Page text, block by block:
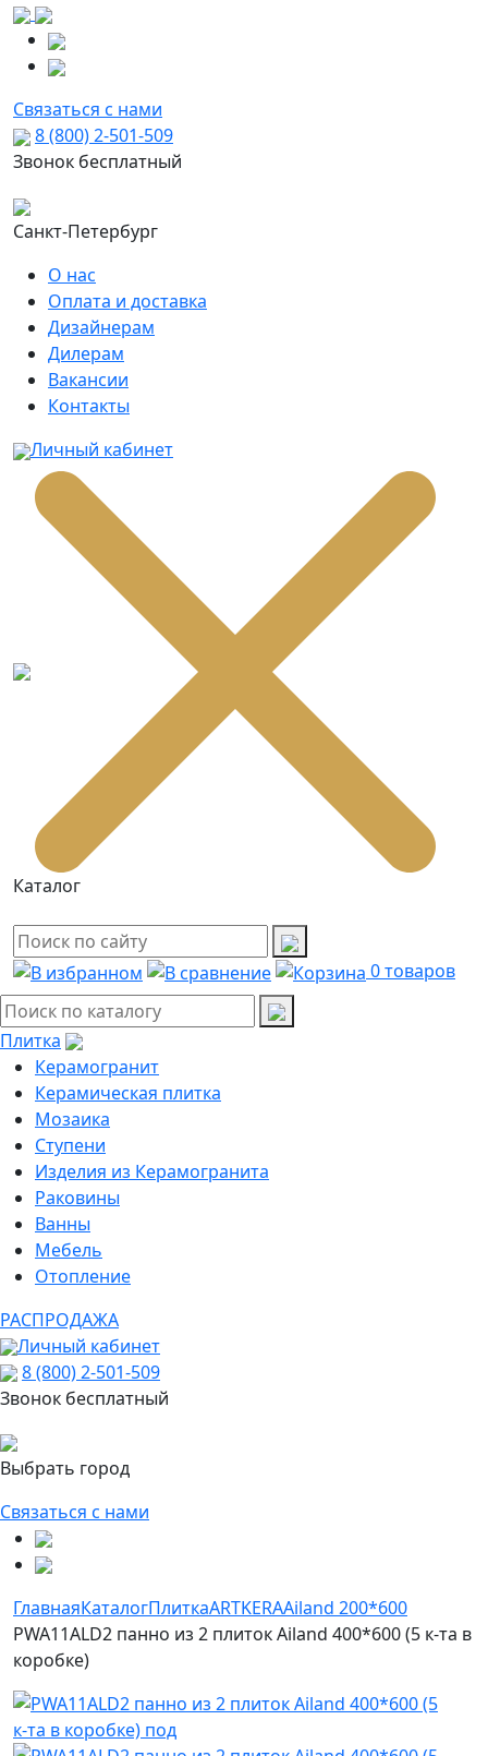
Связаться с нами
8 (800) 2-501-509
Звонок бесплатный
Санкт-Петербург
О нас
Оплата и доставка
Дизайнерам
Дилерам
Вакансии
Контакты
Личный кабинет
Каталог
0товаров
Плитка
Керамогранит
Керамическая плитка
Мозаика
Ступени
Изделия из Керамогранита
Раковины
Ванны
Мебель
Отопление
РАСПРОДАЖА
Личный кабинет
8 (800) 2-501-509
Звонок бесплатный
Выбрать город
Связаться с нами
ГлавнаяКаталогПлиткаARTKERAAiland 200*600
PWA11ALD2 панно из 2 плиток Ailand 400*600 (5 к-та в
коробке)